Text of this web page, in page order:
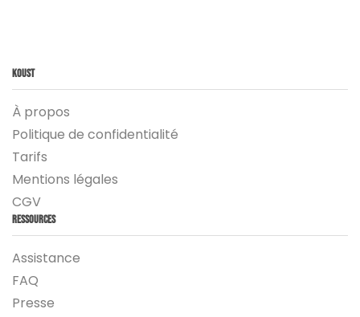
Koust
À propos
Politique de confidentialité
Tarifs
Mentions légales
CGV
Ressources
Assistance
FAQ
Presse